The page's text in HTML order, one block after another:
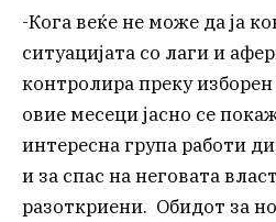
-Кога веќе не може да ја
ситуацијата со лаги и
контролира преку
овие месеци јасно се
интересна група работи
и за спас на неговата
разоткриени. Обидот за